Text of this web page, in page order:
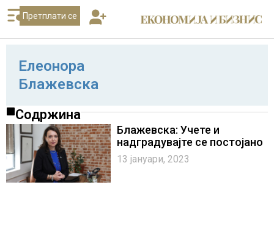
Претплати се
Елеонора
Блажевска
Содржина
Блажевска: Учете и
надградувајте се постојано
13 јануари, 2023